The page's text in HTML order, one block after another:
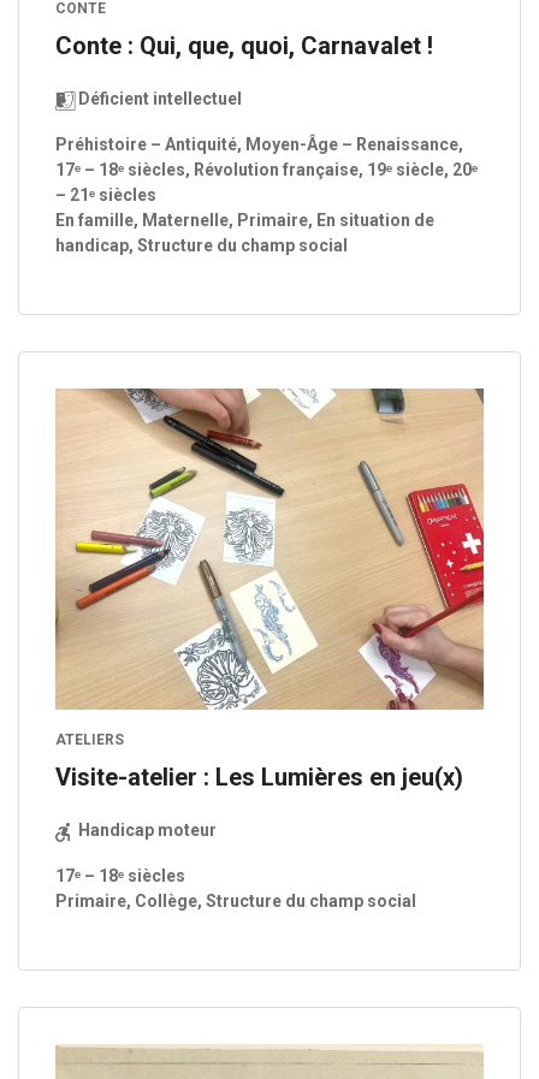
CONTE
Conte : Qui, que, quoi, Carnavalet !
Déficient intellectuel
Préhistoire – Antiquité, Moyen-Âge – Renaissance,
17ᵉ – 18ᵉ siècles, Révolution française, 19ᵉ siècle, 20ᵉ
– 21ᵉ siècles
En famille, Maternelle, Primaire, En situation de
handicap, Structure du champ social
ATELIERS
Visite-atelier : Les Lumières en jeu(x)
Handicap moteur
17ᵉ – 18ᵉ siècles
Primaire, Collège, Structure du champ social